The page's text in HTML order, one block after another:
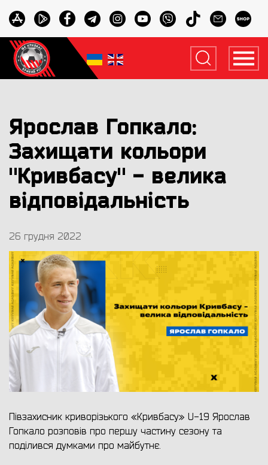
Ярослав Гопкало:
Захищати кольори
"Кривбасу" - велика
відповідальність
26 грудня 2022
Півзахисник криворізького «Кривбасу» U-19 Ярослав
Гопкало розповів про першу частину сезону та
поділився думками про майбутнє.